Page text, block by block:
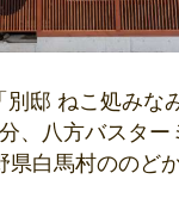
邸 ねこ処みな
、八方バスター
県白馬村ののど